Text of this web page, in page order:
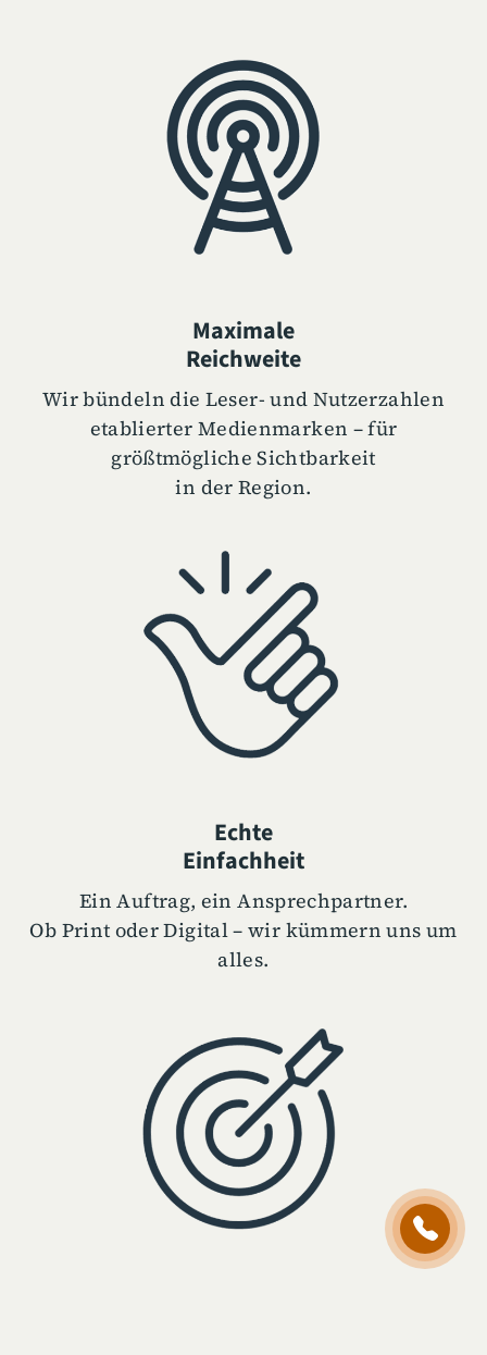
Maximale
Reichweite
Wir bündeln die Leser- und Nutzerzahlen
etablierter Medienmarken – für
größtmögliche Sichtbarkeit
in der Region.
Echte
Einfachheit
Ein Auftrag, ein Ansprechpartner.
Ob Print oder Digital – wir kümmern uns um
alles.